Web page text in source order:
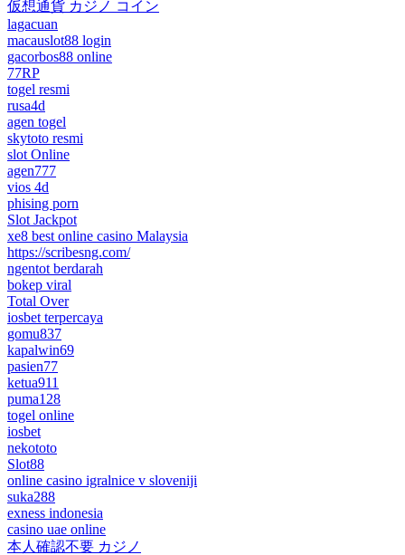
仮想通貨 カジノ コイン
lagacuan
macauslot88 login
gacorbos88 online
77RP
togel resmi
rusa4d
agen togel
skytoto resmi
slot Online
agen777
vios 4d
phising porn
Slot Jackpot
xe8 best online casino Malaysia
https://scribesng.com/
ngentot berdarah
bokep viral
Total Over
iosbet terpercaya
gomu837
kapalwin69
pasien77
ketua911
puma128
togel online
iosbet
nekototo
Slot88
online casino igralnice v sloveniji
suka288
exness indonesia
casino uae online
本人確認不要 カジノ